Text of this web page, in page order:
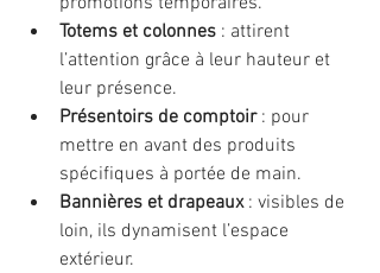
Totems et colonnes : attirent
l’attention grâce à leur hauteur et
leur présence.
Présentoirs de comptoir : pour
mettre en avant des produits
spécifiques à portée de main.
Bannières et drapeaux : visibles de
loin, ils dynamisent l’espace
extérieur.